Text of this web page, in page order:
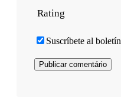
Rating
Suscríbete al boletín